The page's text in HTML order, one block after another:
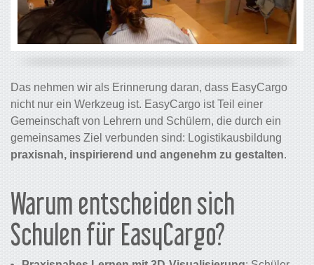
Das nehmen wir als Erinnerung daran, dass EasyCargo
nicht nur ein Werkzeug ist. EasyCargo ist Teil einer
Gemeinschaft von Lehrern und Schülern, die durch ein
gemeinsames Ziel verbunden sind: Logistikausbildung
praxisnah, inspirierend und angenehm zu gestalten.
Warum entscheiden sich
Schulen für EasyCargo?